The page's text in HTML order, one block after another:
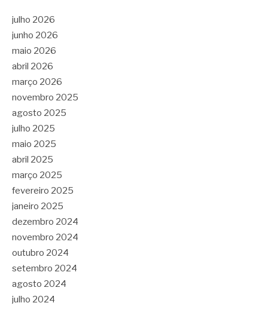
julho 2026
junho 2026
maio 2026
abril 2026
março 2026
novembro 2025
agosto 2025
julho 2025
maio 2025
abril 2025
março 2025
fevereiro 2025
janeiro 2025
dezembro 2024
novembro 2024
outubro 2024
setembro 2024
agosto 2024
julho 2024